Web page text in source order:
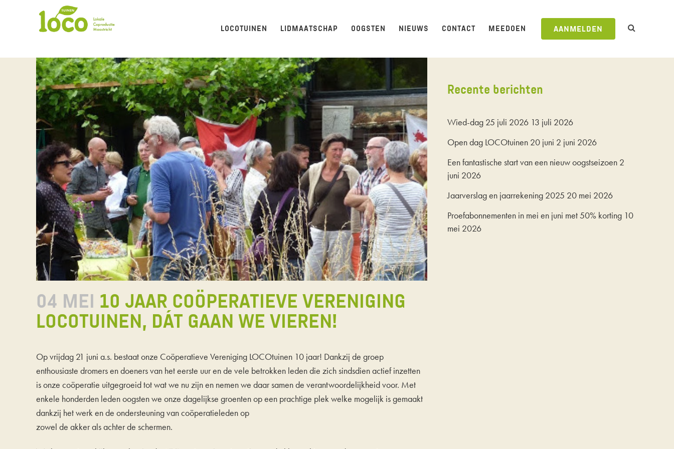
AANMELDEN
LOCOTUINEN LIDMAATSCHAP OOGSTEN NIEUWS CONTACT MEEDOEN
04 MEI
10 JAAR COÖPERATIEVE VERENIGING
LOCOTUINEN, DÁT GAAN WE VIEREN!
Op vrijdag 21 juni a.s. bestaat onze Coöperatieve Vereniging LOCOtuinen 10 jaar! Dankzij de groep
enthousiaste dromers en doeners van het eerste uur en de vele betrokken leden die zich sindsdien actief inzetten
is onze coöperatie uitgegroeid tot wat we nu zijn en nemen we daar samen de verantwoordelijkheid voor. Met
enkele honderden leden oogsten we onze dagelijkse groenten op een prachtige plek welke mogelijk is gemaakt
dankzij het werk en de ondersteuning van coöperatieleden op
zowel de akker als achter de schermen.
Recente berichten
Wied-dag 25 juli 2026 13 juli 2026
Open dag LOCOtuinen 20 juni 2 juni 2026
Een fantastische start van een nieuw oogstseizoen 2
juni 2026
Jaarverslag en jaarrekening 2025 20 mei 2026
Proefabonnementen in mei en juni met 50% korting 10
mei 2026